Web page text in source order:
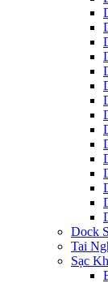
Dock
Tai
Sạc